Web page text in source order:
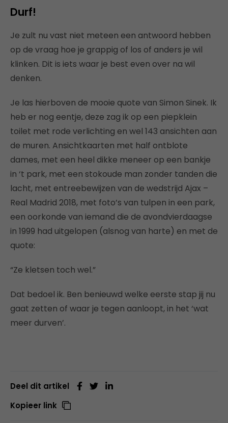
Durf!
Je zult nu vast niet meteen een antwoord hebben
op de vraag hoe je grappig of los of anders je wil
klinken. Dit is iets waar je best even over na wil
denken.
Je las hierboven de mooie quote van Simon Sinek. Ik
heb er nog eentje, deze zag ik op een piepklein
toilet met rode verlichting en wel 143 ansichten aan
de muren. Ansichtkaarten met half ontblote
dames, met een heel dikke meneer op een bankje
in ‘t park, met een stokoude man zonder tanden die
lacht, met entreebewijzen van de wedstrijd Ajax –
Real Madrid 2018, met foto’s van tulpen in een park,
een oorkonde van iemand die de avondvierdaagse
in 1999 had uitgelopen (alsnog van harte) en met de
quote:
“Ze kletsen toch wel.”
Dat bedoel ik. Ben benieuwd welke eerste stap jij nu
gaat zetten of waar je tegen aanloopt, in het ‘wat
meer durven’.
Deel dit artikel
Kopieer link